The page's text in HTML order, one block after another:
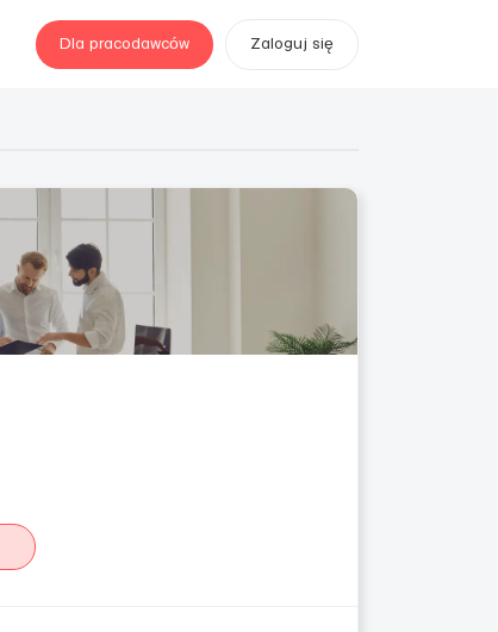
Dla pracodawców Zaloguj się